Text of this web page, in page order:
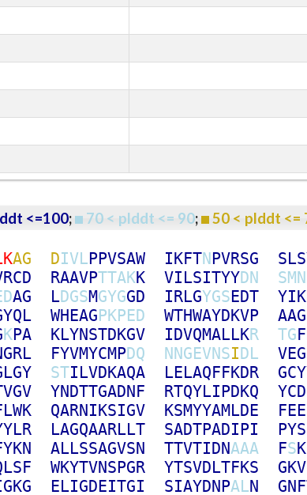
<=100; 70 < plddt <= 90; 50 < plddt <=
KAG DIVLPPVSAW IKFTNPVRSG SLS
RCD RAAVPTTAKK VILSITYYDN SMN
DAG LDGSMGYGGD IRLGYGSEDT YIK
YQL WHEAGPKPED WTHWAYDKVP AAG
KPA KLYNSTDKGV IDVQMALLKR TGF
GRL FYVMYCMPDQ NNGEVNSIDL VEG
LGY STILVDKAQA LELAQFFKDR GCY
VGV YNDTTGADNF RTQYLIPDKQ YCD
LWK QARNIKSIGV KSMYYAMLDE FEE
YLR LAGQAARLLT SADTPADIPI PYS
YKN ALLSSAGVSN TTVTIDNAAA FSK
LSF WKYTVNSPGR YTSVDLTFKS GKV
GKG ELIGDEITGI SIAYDNPALN GNF